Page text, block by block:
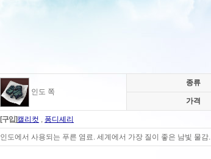
인도 쪽
종류
가격
[구입]캘리컷 , 퐁디셰리
인도에서 사용되는 푸른 염료. 세계에서 가장 질이 좋은 남빛 물감.